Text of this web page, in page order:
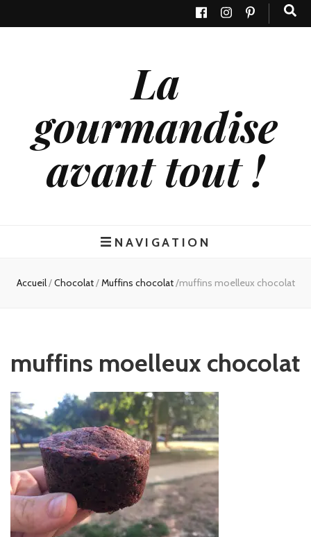
La
gourmandise
avant tout !
NAVIGATION
Accueil/Chocolat/Muffins chocolat/muffins moelleux chocolat
muffins moelleux chocolat